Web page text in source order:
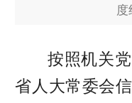
度
按照机关
省人大常委会